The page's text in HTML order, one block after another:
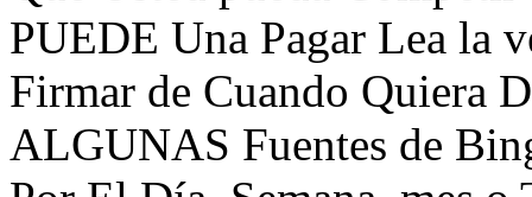
PUEDE Una Pagar Lea la
Firmar de Cuando Quiera
ALGUNAS Fuentes de